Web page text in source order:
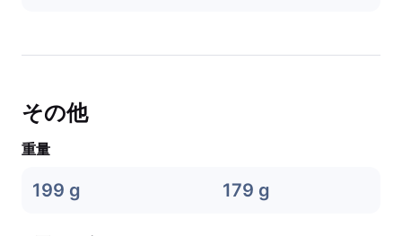
その他
重量
199 g 179 g